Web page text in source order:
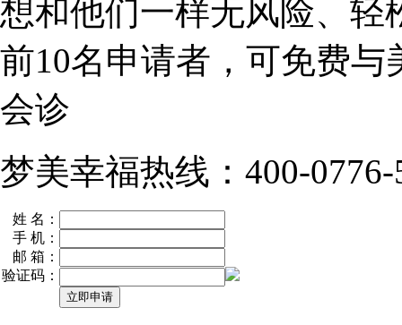
想和他们一样无风险、轻
前10名申请者，可免费与
会诊
梦美幸福热线：400-0776-
姓 名：
手 机：
邮 箱：
验证码：